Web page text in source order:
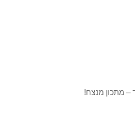
– מתכון מנצח!